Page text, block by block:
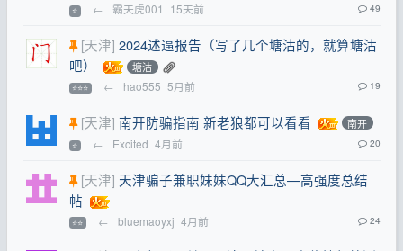
⭐ ← 霸天虎001 15天前 49
[天津] 2024述逼报告（写了几个塘沽的，就算塘沽
吧）
塘沽
⭐⭐⭐ ← hao555 5月前 19
[天津] 南开防骗指南 新老狼都可以看看 南开
⭐ ← Excited 4月前 20
[天津] 天津骗子兼职妹妹QQ大汇总—高强度总结
帖
⭐⭐ ← bluemaoyxj 4月前 24